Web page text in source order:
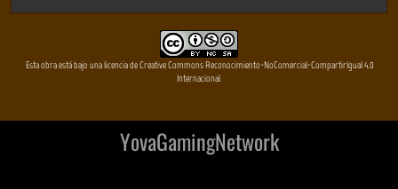
Esta obra está bajo una licencia de Creative Commons Reconocimiento-NoComercial-CompartirIgual 4.0
Internacional
YovaGamingNetwork